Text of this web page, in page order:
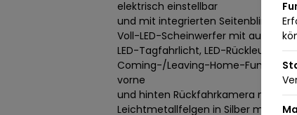
elektrisch einstellbar
und mit integrierten Seitenblinkern
Voll-LED-Scheinwerfer mit
LED-Tagfahrlicht, LED-
Coming-/Leaving-Home-Funktion
vorne
und hinten Rückfahrkamera mit
Leichtmetallfelgen in Silber mit